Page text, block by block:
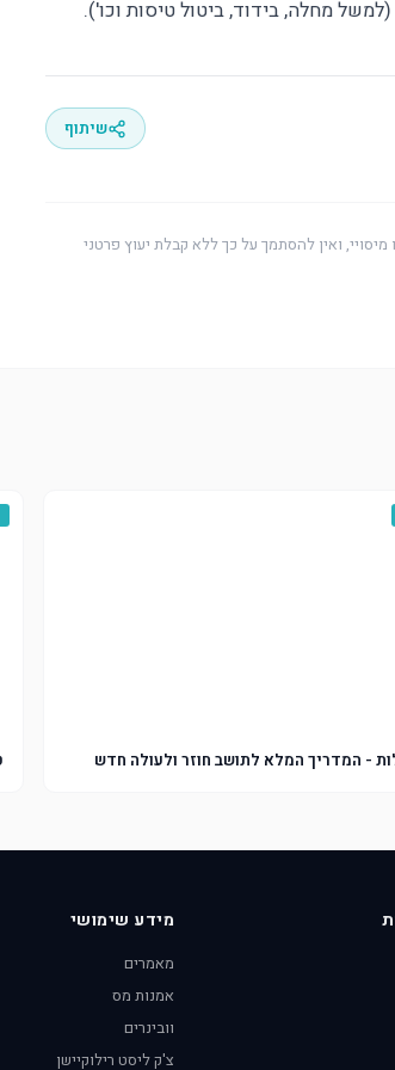
מחלה, בידוד, ביטול טיסות וכו').
שיתוף
ואין להסתמך על כך ללא קבלת יעוץ פרטני
- המדריך המלא לתושב חוזר ולעולה חדש
מידע שימושי
מאמרים
אמנות מס
וובינרים
צ'ק ליסט רילוקיישן